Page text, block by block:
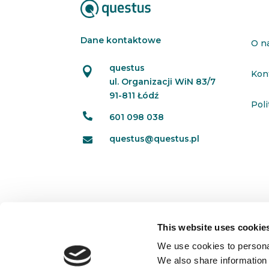
This website uses
We use cookies to
We also share
Dane kontaktowe

questus
ul. Organizacji WiN 83/7
91-811 Łódź
 601 098 038
 questus@questus.pl
O